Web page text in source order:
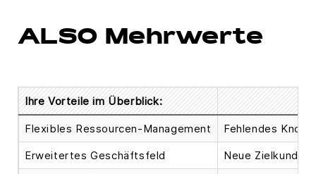
ALSO Mehrwerte
Ihre Vorteile im Überblick:
Flexibles Ressourcen-Management
Fehlendes
Erweitertes Geschäftsfeld
Neue